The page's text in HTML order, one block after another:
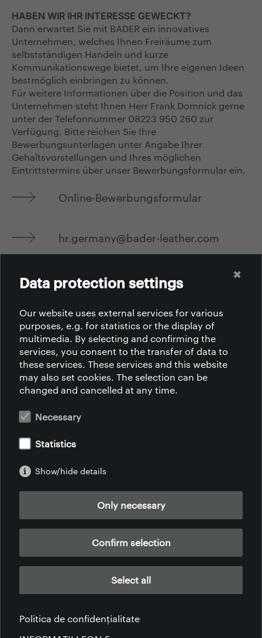
HABEN WIR IHR INTERESSE GEWECKT?
Dann erwartet Sie mit BADER ein innovatives
Unternehmen, welches Ihnen Freiräume zum
selbstständigen Handeln und kurze
Kommunikationswege bietet, um Ihre eigenen Ideen
bestmöglich einbringen zu können.
Für weitere Informationen über die Position und das
Unternehmen steht Ihnen Herr Frank Domnick gerne
unter der Telefonnummer 08223 950 260 zur
Verfügung. Bitte reichen Sie Ihre
Bewerbungsunterlagen unter Angabe Ihrer
Gehaltsvorstellungen und Ihres möglichen
Eintrittstermins über unser Bewerbungsformular ein.
Online-Bewerbungsformular
hr.germany@bader-leather.com
CINE SUNTEM
CEEA CE FACEM
CUM FACEM
DE CE ACEST PRODUS-PIELEA
RESPONSABILITATE SOCIALĂ
CARIERĂ EDUCAȚIE
DISCLAIMER
DOWNLOADS
POLITICA DE CONFIDENȚIALITATE
Data protection settings
Our website uses external services for various
purposes, e.g. for statistics or the display of
multimedia. By selecting and confirming the
services, you consent to the transfer of data to
these services. These services and this website
may also set cookies. The selection can be
changed and cancelled at any time.
Necessary
Statistics
Show/hide details
Only necessary
Confirm selection
Select all
Politica de confidențialitate
✖